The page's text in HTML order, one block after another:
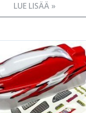
LUE LISÄÄ »